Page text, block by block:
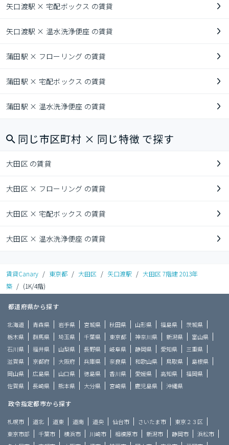
矢口渡駅 × 宅配ボックス の賃貸
矢口渡駅 × 温水洗浄便座 の賃貸
蒲田駅 × フローリング の賃貸
蒲田駅 × 宅配ボックス の賃貸
蒲田駅 × 温水洗浄便座 の賃貸
同じ市区町村 × 同じ特徴 で探す
大田区 の賃貸
大田区 × フローリング の賃貸
大田区 × 宅配ボックス の賃貸
大田区 × 温水洗浄便座 の賃貸
賃貸Canary / 東京都 / 大田区 / 矢口渡駅 / 大田区 7階建 2013年
築 / (1K/4階)
都道府県から探す
北海道 青森県 岩手県 宮城県 秋田県 山形県 福島県
茨城県
栃木県
群馬県 埼玉県 千葉県 東京都 神奈川県 新潟県
富山県
石川県
福井県 山梨県 長野県 岐阜県 静岡県 愛知県
三重県
滋賀県
京都府 大阪府 兵庫県 奈良県 和歌山県 鳥取県
島根県
岡山県
広島県 山口県 徳島県 香川県 愛媛県 高知県
福岡県
佐賀県
長崎県 熊本県 大分県 宮崎県 鹿児島県 沖縄県
政令指定都市から探す
札幌市 道北 道東 道南 道央 仙台市 さいたま市
東京２３区
東京市部
千葉市 横浜市 川崎市 相模原市 新潟市 静岡市
浜松市